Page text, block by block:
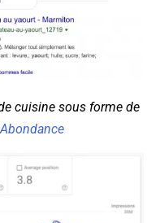
cuisine sous forme de
Abondance